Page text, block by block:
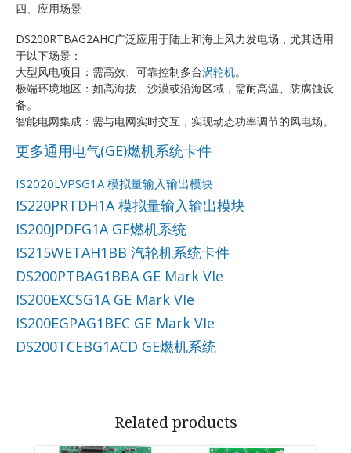
四、应用场景
DS200RTBAG2AHC广泛应用于陆上和海上风力发电场，尤其适用
于以下场景：
大型风电项目：需高效、可靠控制多台涡轮机。
极端环境地区：如高海拔、沙漠或沿海区域，需耐高温、防腐蚀设
备。
智能电网集成：需与电网实时交互，实现动态功率调节的风电场。
更多通用电气(GE)燃机系统卡件
IS2020LVPSG1A 模拟量输入输出模块
IS220PRTDH1A 模拟量输入输出模块
IS200JPDFG1A GE燃机系统
IS215WETAH1BB 汽轮机系统卡件
DS200PTBAG1BBA GE Mark VIe
IS200EXCSG1A GE Mark VIe
IS200EGPAG1BEC GE Mark VIe
DS200TCEBG1ACD GE燃机系统
Related products